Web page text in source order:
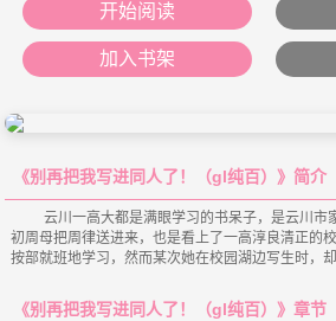
开始阅读
加入书架
《别再把我写进同人了！（gl纯百）》简介
    云川一高大都是满眼学习的书呆子，是云川市家长嘴里爱提的老实孩子，当
初周母把周律送进来，也是看上了一高淳良清正的
《别再把我写进同人了！（gl纯百）》章节